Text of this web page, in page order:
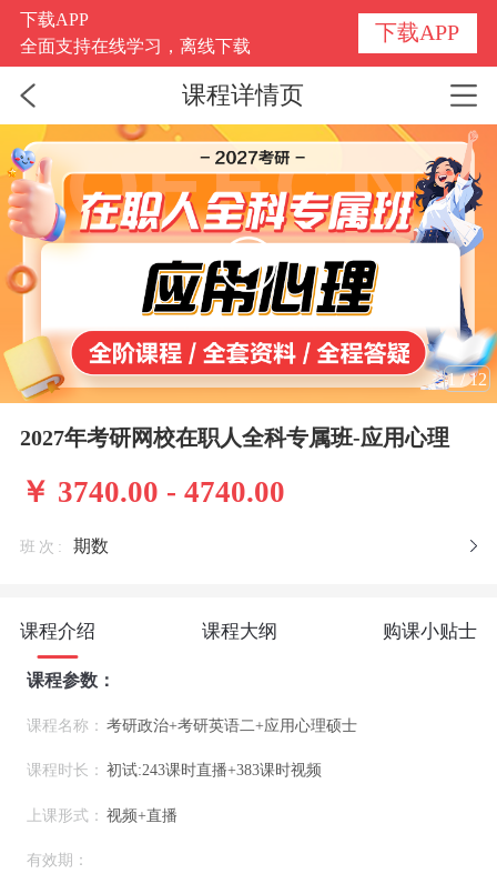
下载APP
全面支持在线学习，离线下载
下载APP
课程详情页
1/12
2027年考研网校在职人全科专属班-应用心理
￥ 3740.00 - 4740.00
班次: 期数
课程介绍 课程大纲 购课小贴士
课程参数：
课程名称： 考研政治+考研英语二+应用心理硕士
课程时长： 初试:243课时直播+383课时视频
上课形式： 视频+直播
有效期：